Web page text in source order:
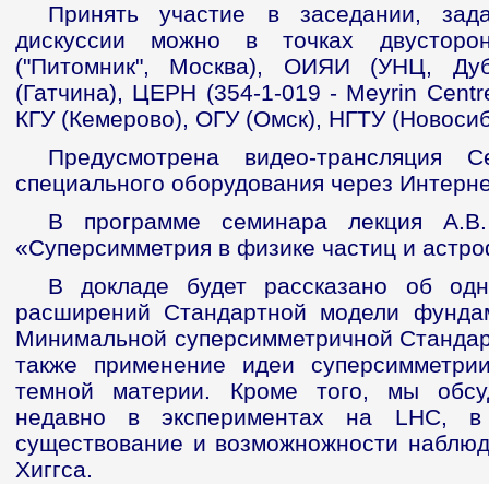
Принять участие в заседании,
дискуссии можно в точках
("Питомник", Москва), ОИЯИ (УНЦ,
(Гатчина), ЦЕРН (354-1-019 - Meyrin
КГУ (Кемерово), ОГУ (Омск), НГТУ
Предусмотрена видео-трансляция
специального оборудования через
В программе семинара лекция
«Суперсимметрия в физике частиц и
В докладе будет рассказано об
расширений Стандартной модели
Минимальной суперсимметричной
также применение идеи
темной материи. Кроме того, мы
недавно в экспериментах на LHC, в
существование и возможножности
Хиггса.